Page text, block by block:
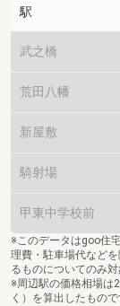
駅
武之橋
荒田八幡
新屋敷
騎射場
甲東中学校前
※このデータはgoo住
理費・駐車場代など
るものについてのみ対
※周辺駅の価格相場は
く）を算出したもので